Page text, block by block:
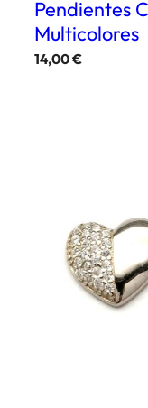
Pendientes
Multicolores
14,00€